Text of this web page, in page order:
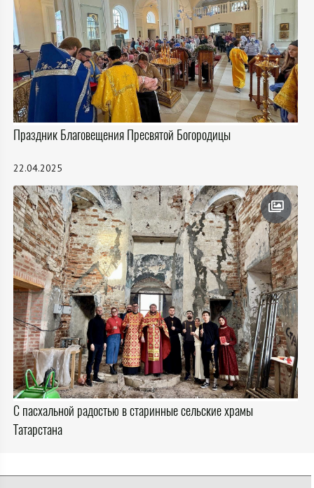
Праздник Благовещения Пресвятой Богородицы
22.04.2025
С пасхальной радостью в старинные сельские храмы
Татарстана